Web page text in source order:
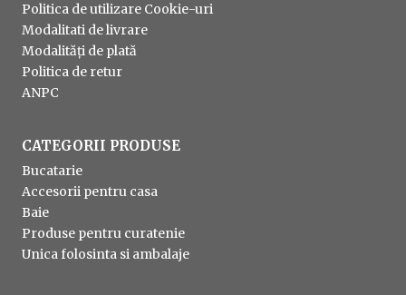
Politica de utilizare Cookie-uri
Modalitati de livrare
Modalități de plată
Politica de retur
ANPC
CATEGORII PRODUSE
Bucatarie
Accesorii pentru casa
Baie
Produse pentru curatenie
Unica folosinta si ambalaje